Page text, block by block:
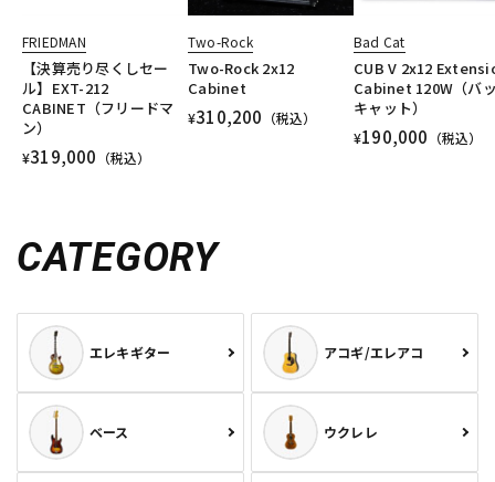
FRIEDMAN
【決算売り尽くしセー
ル】EXT-212
CABINET（フリードマ
ン）
¥319,000 （税込）
Two-Rock
Two-Rock 2x12
Cabinet
¥310,200 （税込）
Bad Cat
CUB V 2x12
Cabinet 120W（バ
キャット）
¥190,000 （税込）
CATEGORY
エレキギター アコギ/エレアコ
ベース ウクレレ